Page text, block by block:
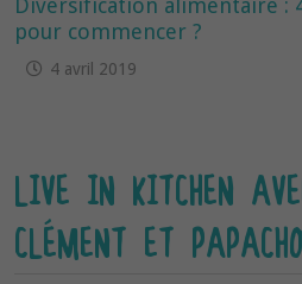
Diversification alimentaire :
pour commencer ?
4 avril 2019
LIVE IN KITCHEN
CLÉMENT ET